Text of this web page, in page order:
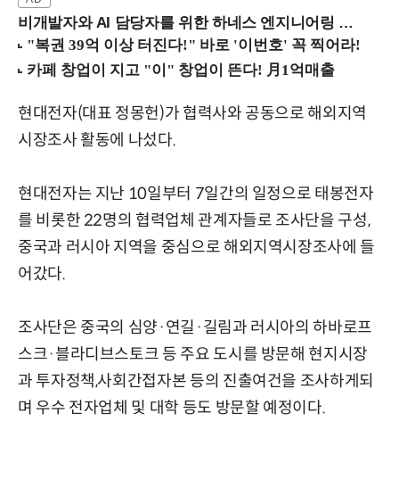
비개발자와 AI 담당자를 위한 하네스 엔지니어링 입문과정 (8/20 신논현역)
현대전자(대표 정몽헌)가 협력사와 공동으로 해외지역
시장조사 활동에 나섰다.
현대전자는 지난 10일부터 7일간의 일정으로 태봉전자
를 비롯한 22명의 협력업체 관계자들로 조사단을 구성,
중국과 러시아 지역을 중심으로 해외지역시장조사에 들
어갔다.
조사단은 중국의 심양·연길·길림과 러시아의 하바로프
스크·블라디브스토크 등 주요 도시를 방문해 현지시장
과 투자정책,사회간접자본 등의 진출여건을 조사하게되
며 우수 전자업체 및 대학 등도 방문할 예정이다.